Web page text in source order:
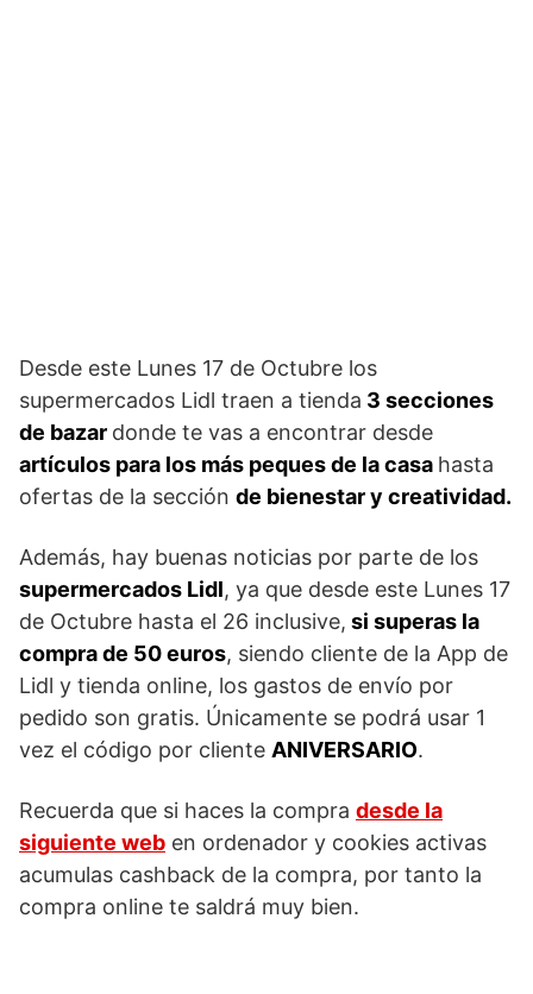
Desde este Lunes 17 de Octubre los
supermercados Lidl traen a tienda 3 secciones
de bazar donde te vas a encontrar desde
artículos para los más peques de la casa hasta
ofertas de la sección de bienestar y creatividad.
Además, hay buenas noticias por parte de los
supermercados Lidl, ya que desde este Lunes 17
de Octubre hasta el 26 inclusive, si superas la
compra de 50 euros, siendo cliente de la App de
Lidl y tienda online, los gastos de envío por
pedido son gratis. Únicamente se podrá usar 1
vez el código por cliente ANIVERSARIO.
Recuerda que si haces la compra desde la
siguiente web en ordenador y cookies activas
acumulas cashback de la compra, por tanto la
compra online te saldrá muy bien.